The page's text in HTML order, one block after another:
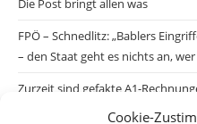
Cookie-
Die Post bringt allen was
FPÖ – Schnedlitz: „Bablers
– den Staat geht es nichts an,
Zurzeit sind gefakte A1-
Salzburgs Juden und ihre